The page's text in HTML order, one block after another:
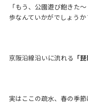
「もう、公園遊び飽きた
歩なんていかがでしょうか
京阪沿線沿いに流れる 「
実はここの疏水、春の季